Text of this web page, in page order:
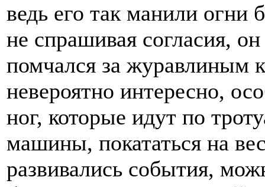
ведь его так манили огни
не спрашивая согласия,
помчался за журавлиным
невероятно интересно,
ног, которые идут по
машины, покататься на
развивались события,